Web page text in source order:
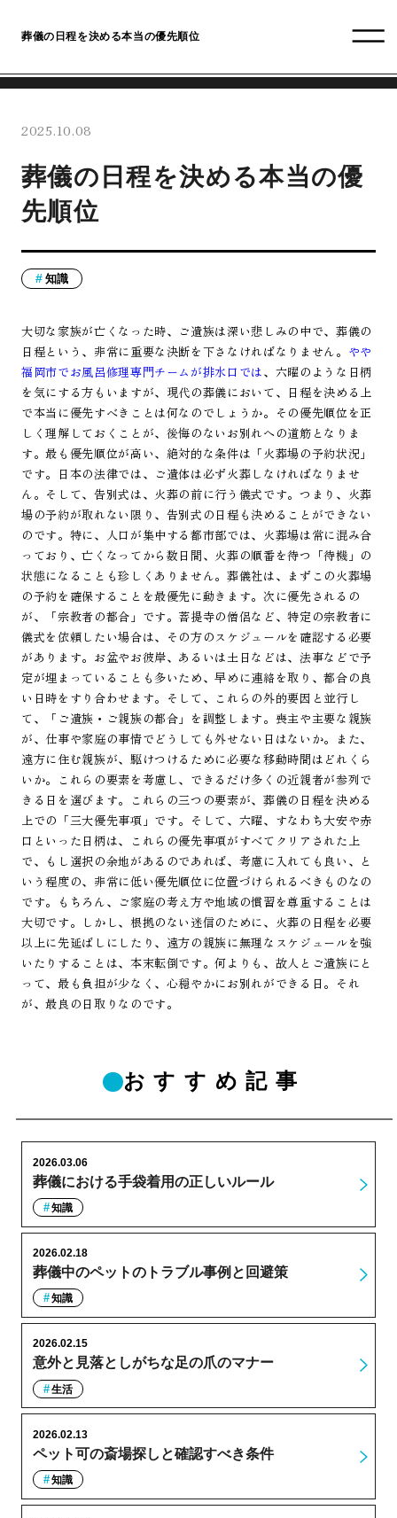
葬儀の日程を決める本当の優先順位
2025.10.08
葬儀の日程を決める本当の優
先順位
知識
大切な家族が亡くなった時、ご遺族は深い悲しみの中で、葬儀の
日程という、非常に重要な決断を下さなければなりません。 やや
福岡市でお風呂修理専門チームが排水口では、六曜のような日柄
を気にする方もいますが、現代の葬儀において、日程を決める上
で本当に優先すべきことは何なのでしょうか。その優先順位を正
しく理解しておくことが、後悔のないお別れへの道筋となりま
す。最も優先順位が高い、絶対的な条件は「火葬場の予約状況」
です。日本の法律では、ご遺体は必ず火葬しなければなりませ
ん。そして、告別式は、火葬の前に行う儀式です。つまり、火葬
場の予約が取れない限り、告別式の日程も決めることができない
のです。特に、人口が集中する都市部では、火葬場は常に混み合
っており、亡くなってから数日間、火葬の順番を待つ「待機」の
状態になることも珍しくありません。葬儀社は、まずこの火葬場
の予約を確保することを最優先に動きます。次に優先されるの
が、「宗教者の都合」です。菩提寺の僧侶など、特定の宗教者に
儀式を依頼したい場合は、その方のスケジュールを確認する必要
があります。お盆やお彼岸、あるいは土日などは、法事などで予
定が埋まっていることも多いため、早めに連絡を取り、都合の良
い日時をすり合わせます。そして、これらの外的要因と並行し
て、「ご遺族・ご親族の都合」を調整します。喪主や主要な親族
が、仕事や家庭の事情でどうしても外せない日はないか。また、
遠方に住む親族が、駆けつけるために必要な移動時間はどれくら
いか。これらの要素を考慮し、できるだけ多くの近親者が参列で
きる日を選びます。これらの三つの要素が、葬儀の日程を決める
上での「三大優先事項」です。そして、六曜、すなわち大安や赤
口といった日柄は、これらの優先事項がすべてクリアされた上
で、もし選択の余地があるのであれば、考慮に入れても良い、と
いう程度の、非常に低い優先順位に位置づけられるべきものなの
です。もちろん、ご家庭の考え方や地域の慣習を尊重することは
大切です。しかし、根拠のない迷信のために、火葬の日程を必要
以上に先延ばしにしたり、遠方の親族に無理なスケジュールを強
いたりすることは、本末転倒です。何よりも、故人とご遺族にと
って、最も負担が少なく、心穏やかにお別れができる日。それ
が、最良の日取りなのです。
おすすめ記事
葬儀における手袋着用の正しいルール
2026.03.06
知識
葬儀中のペットのトラブル事例と回避策
2026.02.18
知識
意外と見落としがちな足の爪のマナー
2026.02.15
生活
ペット可の斎場探しと確認すべき条件
2026.02.13
知識